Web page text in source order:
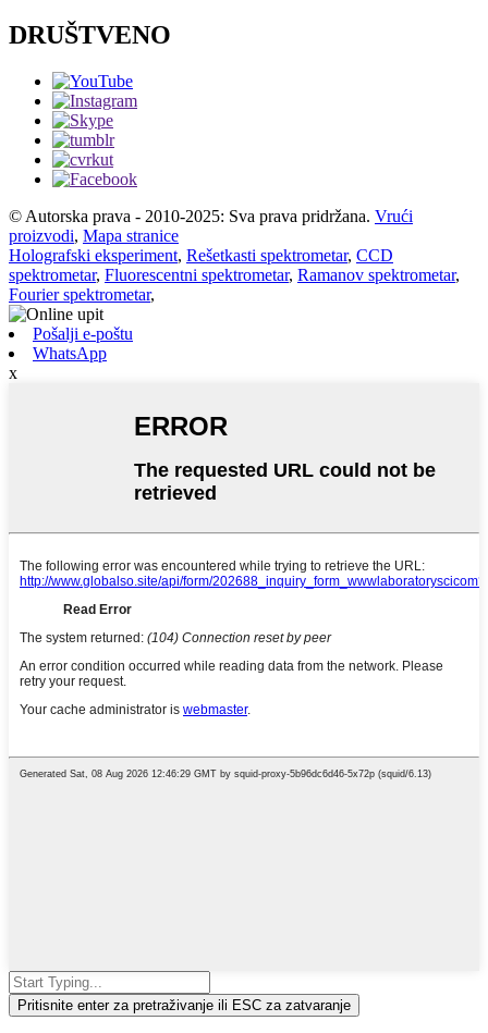
DRUŠTVENO
© Autorska prava - 2010-2025: Sva prava pridržana. Vrući
proizvodi, Mapa stranice
Holografski eksperiment, Rešetkasti spektrometar, CCD
spektrometar, Fluorescentni spektrometar, Ramanov spektrometar,
Fourier spektrometar,
Pošalji e-poštu
WhatsApp
x
Pritisnite enter za pretraživanje ili ESC za zatvaranje